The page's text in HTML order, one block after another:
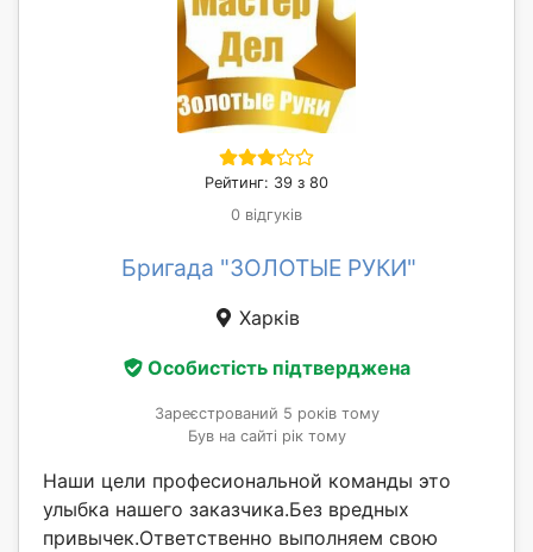
Рейтинг: 39 з 80
0 відгуків
Бригада "ЗОЛОТЫЕ РУКИ"
Харків
Особистість підтверджена
Зареєстрований 5 років тому
Був на сайті рік тому
Наши цели професиональной команды это
улыбка нашего заказчика.Без вредных
привычек.Ответственно выполняем свою